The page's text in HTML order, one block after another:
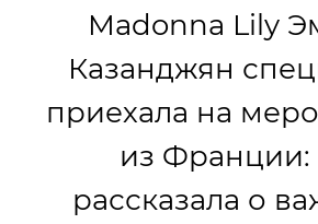
Madonna Lily
Казанджян
приехала на
из Франции:
рассказала о